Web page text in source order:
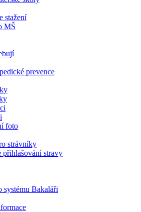
stažení
MŠ
prevence
foto
strávníky
přihlašování stravy
systému Bakaláři